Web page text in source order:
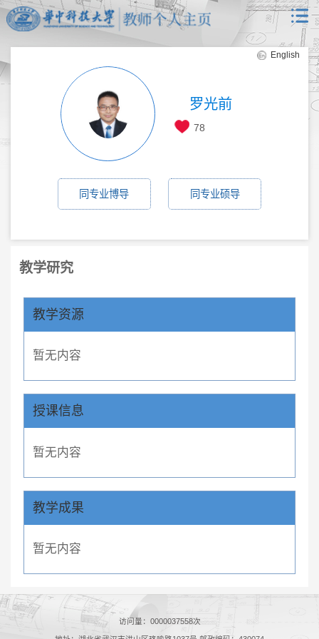
English
罗光前
78
同专业博导 同专业硕导
教学研究
教学资源
暂无内容
授课信息
暂无内容
教学成果
暂无内容
访问量： 0000037558次